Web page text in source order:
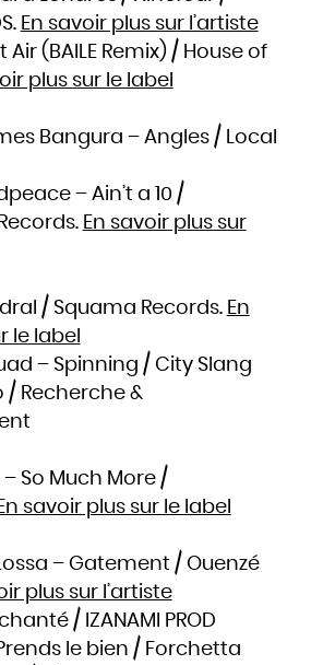
En savoir plus sur l’artiste
Air (BAILE Remix) / House of
plus sur le label
Bangura – Angles / Local
– Ain’t a 10 /
En savoir plus sur
/ Squama Records. En
le label
– Spinning / City Slang
/ Recherche &
So Much More /
En savoir plus sur le label
– Gatement / Ouenzé
plus sur l’artiste
/ IZANAMI PROD
le bien / Forchetta